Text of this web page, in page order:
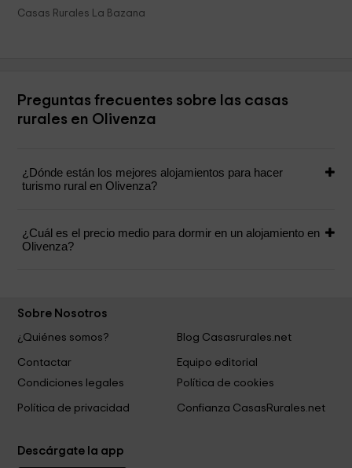
Casas Rurales La Bazana
Preguntas frecuentes sobre las casas
rurales en Olivenza
¿Dónde están los mejores alojamientos para hacer
turismo rural en Olivenza?
¿Cuál es el precio medio para dormir en un alojamiento en
Olivenza?
Sobre Nosotros
¿Quiénes somos?
Blog Casasrurales.net
Contactar
Equipo editorial
Condiciones legales
Política de cookies
Política de privacidad Confianza CasasRurales.net
Descárgate la app